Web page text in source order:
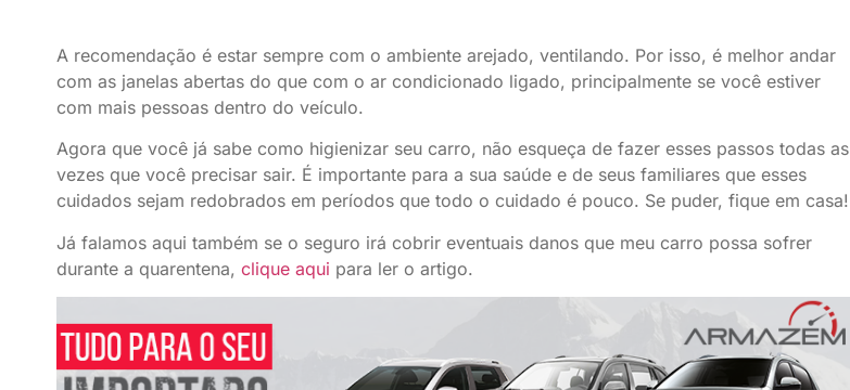
A recomendação é estar sempre com o ambiente arejado, ventilando. Por isso, é melhor andar
com as janelas abertas do que com o ar condicionado ligado, principalmente se você estiver
com mais pessoas dentro do veículo.
Agora que você já sabe como higienizar seu carro, não esqueça de fazer esses passos todas as
vezes que você precisar sair. É importante para a sua saúde e de seus familiares que esses
cuidados sejam redobrados em períodos que todo o cuidado é pouco. Se puder, fique em casa!
Já falamos aqui também se o seguro irá cobrir eventuais danos que meu carro possa sofrer
durante a quarentena, clique aqui para ler o artigo.